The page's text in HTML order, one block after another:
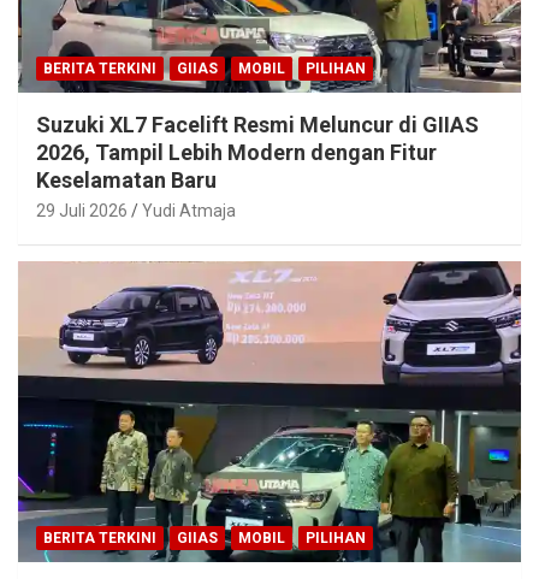
BERITA TERKINI GIIAS MOBIL PILIHAN
Suzuki XL7 Facelift Resmi Meluncur di GIIAS
2026, Tampil Lebih Modern dengan Fitur
Keselamatan Baru
29 Juli 2026 Yudi Atmaja
BERITA TERKINI GIIAS MOBIL PILIHAN